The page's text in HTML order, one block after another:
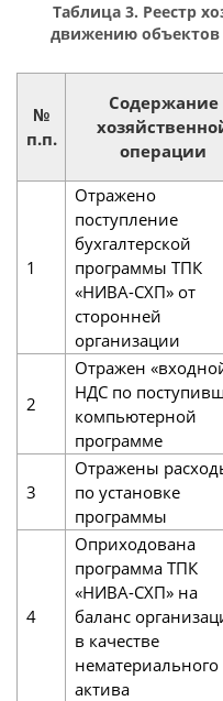
Таблица 3. Реестр
движению объектов
№
п.п.
Содержание
операции
1
Отражено
поступление
бухгалтерской
программы ТПК
«НИВА-СХП» от
сторонней
организации
2
Отражен
НДС по
компьютерной
программе
3
Отражены
по установке
программы
4
Оприходована
программа ТПК
«НИВА-СХП» на
баланс
в качестве
нематериального
актива